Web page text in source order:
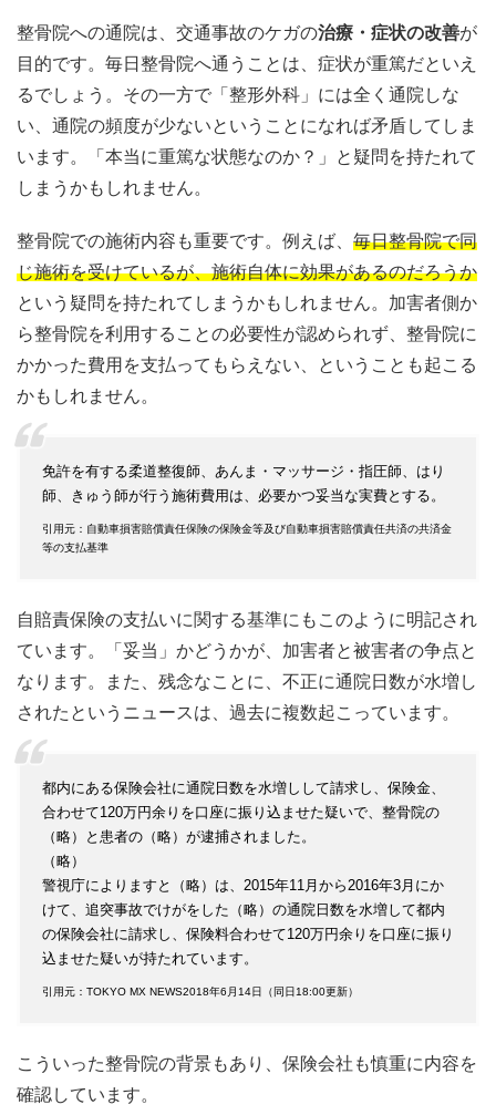
整骨院への通院は、交通事故のケガの治療・症状の改善が
目的です。毎日整骨院へ通うことは、症状が重篤だといえ
るでしょう。その一方で「整形外科」には全く通院しな
い、通院の頻度が少ないということになれば矛盾してしま
います。「本当に重篤な状態なのか？」と疑問を持たれて
しまうかもしれません。
整骨院での施術内容も重要です。例えば、 毎日整骨院で同
じ施術を受けているが、施術自体に効果があるのだろうか
という疑問を持たれてしまうかもしれません。加害者側か
ら整骨院を利用することの必要性が認められず、整骨院に
かかった費用を支払ってもらえない、ということも起こる
かもしれません。
免許を有する柔道整復師、あんま・マッサージ・指圧師、はり
師、きゅう師が行う施術費用は、必要かつ妥当な実費とする。
引用元：自動車損害賠償責任保険の保険金等及び自動車損害賠償責任共済の共済金
等の支払基準
自賠責保険の支払いに関する基準にもこのように明記され
ています。「妥当」かどうかが、加害者と被害者の争点と
なります。また、残念なことに、不正に通院日数が水増し
されたというニュースは、過去に複数起こっています。
都内にある保険会社に通院日数を水増しして請求し、保険金、
合わせて120万円余りを口座に振り込ませた疑いで、整骨院の
（略）と患者の（略）が逮捕されました。
（略）
警視庁によりますと（略）は、2015年11月から2016年3月にか
けて、追突事故でけがをした（略）の通院日数を水増して都内
の保険会社に請求し、保険料合わせて120万円余りを口座に振り
込ませた疑いが持たれています。
引用元：TOKYO MX NEWS2018年6月14日（同日18:00更新）
こういった整骨院の背景もあり、保険会社も慎重に内容を
確認しています。